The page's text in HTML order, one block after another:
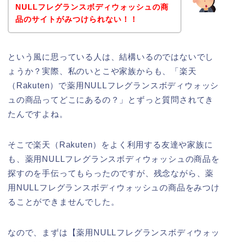
NULLフレグランスボディウォッシュの商
品のサイトがみつけられない！！
という風に思っている人は、結構いるのではないでし
ょうか？実際、私のいとこや家族からも、「楽天
（Rakuten）で薬用NULLフレグランスボディウォッシ
ュの商品ってどこにあるの？」とずっと質問されてき
たんですよね。
そこで楽天（Rakuten）をよく利用する友達や家族に
も、薬用NULLフレグランスボディウォッシュの商品を
探すのを手伝ってもらったのですが、残念ながら、薬
用NULLフレグランスボディウォッシュの商品をみつけ
ることができませんでした。
なので、まずは【薬用NULLフレグランスボディウォッ